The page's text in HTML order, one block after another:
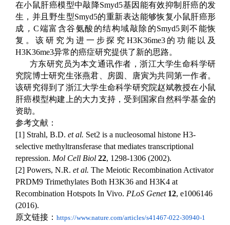
在小鼠肝癌模型中敲降Smyd5基因能有效抑制肝癌的发
生，并且野生型Smyd5的重新表达能够恢复小鼠肝癌形
成 ， C端富含谷氨酸的结构域敲除的Smyd5 则不能恢
复。该研究为进一步探究H3K36me3的功能以及
H3K36me3异常的癌症研究提供了新的思路。
方东研究员为本文通讯作者，浙江大学生命科学研
究院博士研究生张燕君、房圆、唐寅为共同第一作者。
该研究得到了浙江大学生命科学研究院赵斌教授在小鼠
肝癌模型构建上的大力支持，受到国家自然科学基金的
资助。
参考文献：
[1] Strahl, B.D. et al. Set2 is a nucleosomal histone H3-
selective methyltransferase that mediates transcriptional
repression. Mol Cell Biol 22, 1298-1306 (2002).
[2] Powers, N.R. et al. The Meiotic Recombination Activator
PRDM9 Trimethylates Both H3K36 and H3K4 at
Recombination Hotspots In Vivo. PLoS Genet 12, e1006146
(2016).
原文链接： https://www.nature.com/articles/s41467-022-30940-1